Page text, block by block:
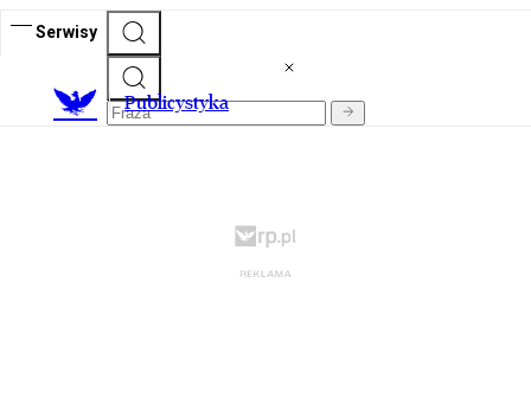
Serwisy
Publicystyka